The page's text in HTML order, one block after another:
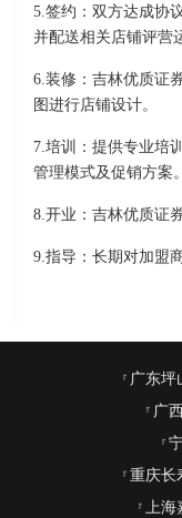
5.签约：双方达成协
并配送相关店铺评营
6.装修：吉林优质证
图进行店铺设计。
7.培训：提供专业培
管理模式及促销方案。
8.开业：吉林优质证
9.指导：长期对加盟
广东坪
广
重庆长
上海